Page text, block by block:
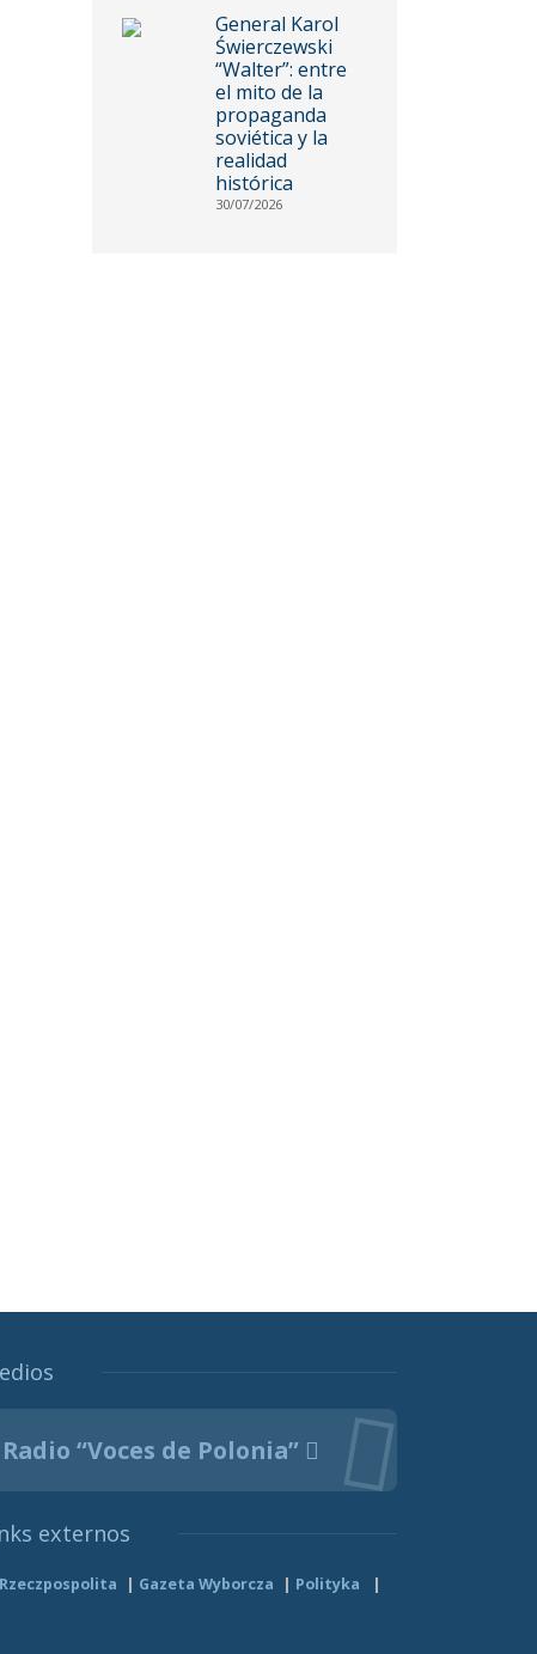
General Karol
Świerczewski
“Walter”: entre
el mito de la
propaganda
soviética y la
realidad
histórica
30/07/2026
Radio “Voces de Polonia”
externos
Rzeczpospolita Gazeta Wyborcza Polityka